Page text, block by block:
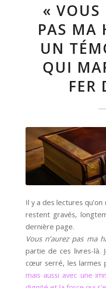
« VOUS
PAS MA
UN
QUI
FER
Il y a des lectures qu’on
restent gravés,
dernière page.
Vous n’aurez pas ma
partie de ces livres-là.
cœur serré, les larmes
mais aussi avec une